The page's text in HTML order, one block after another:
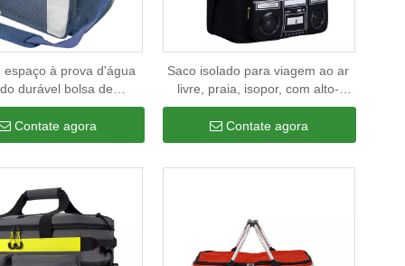
espaço à prova d'água
durável bolsa de
de bebida de cerveja
isolação de piquenique
bolsa de refrigerador
Contate agora
Saco isolado para viagem ao ar
livre, praia, isopor, com alto-
falante, para comida, garrafas de
vinho, cerveja
Contate agora